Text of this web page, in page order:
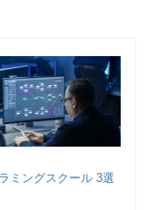
ミングスクール 3選